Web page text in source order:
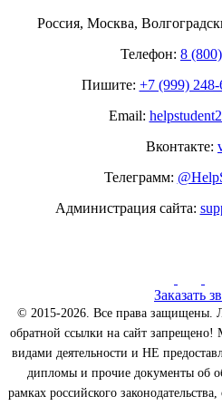
Россия, Москва,
Телефон: 8
Пишите: +7 (999)
Email:
Вконтакте:
Телеграмм:
Администрация сайта:
Заказать
© 2015-2026. Все права защищены.
обратной ссылки на сайт
видами деятельности и НЕ
дипломы и прочие документы об
рамках российского